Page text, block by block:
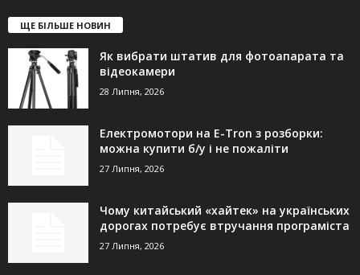
ЩЕ БІЛЬШЕ НОВИН
Як вибрати штатив для фотоапарата та
відеокамери
28 Липня, 2026
Електромотори на E-Tron з розборки:
можна купити б/у і не пожаліти
27 Липня, 2026
Чому китайський «хайтек» на українських
дорогах потребує втручання програміста
27 Липня, 2026